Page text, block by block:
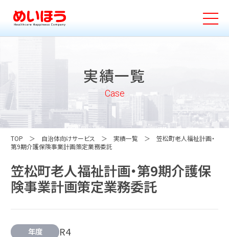
実績一覧
Case
TOP 自治体向けサービス 実績一覧
笠松町老人福祉計画・
第9期介護保険事業計画策定業務委託
笠松町老人福祉計画・第9期介護保
険事業計画策定業務委託
年度 R4